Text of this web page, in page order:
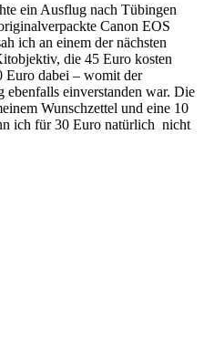
ein Ausflug nach Tübingen
Canon EOS
ich an einem der nächsten
die 45 Euro kosten
Euro dabei – womit der
ebenfalls einverstanden war. Die
Wunschzettel und eine 10
ich für 30 Euro natürlich nicht